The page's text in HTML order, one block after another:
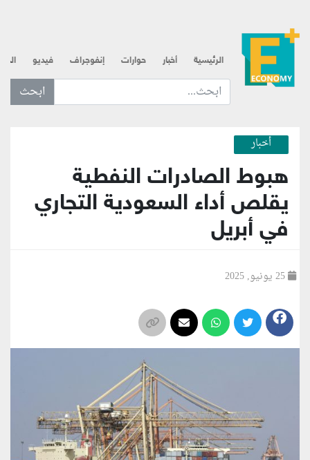
الرئيسية أخبار حوارات إنفوجراف فيديو
ابحث عن... :
أخبار
هبوط الصادرات النفطية
يقلص أداء السعودية التجاري
في أبريل